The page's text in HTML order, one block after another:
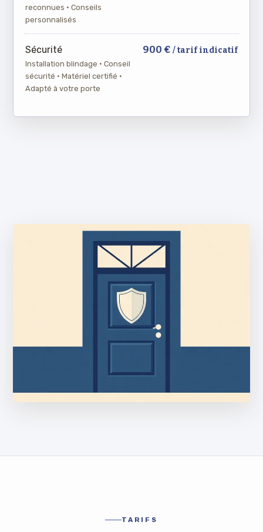
reconnues · Conseils
personnalisés
Sécurité
Installation blindage · Conseil
sécurité · Matériel certifié ·
Adapté à votre porte
900 € / tarif indicatif
TARIFS